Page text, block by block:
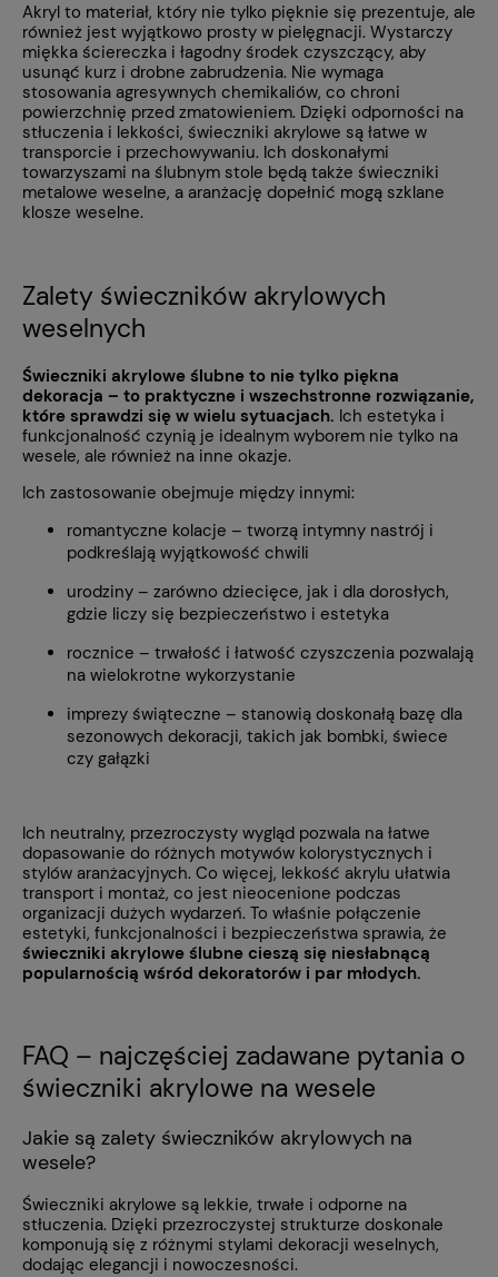
Akryl to materiał, który nie tylko pięknie się prezentuje, ale
również jest wyjątkowo prosty w pielęgnacji. Wystarczy
miękka ściereczka i łagodny środek czyszczący, aby
usunąć kurz i drobne zabrudzenia. Nie wymaga
stosowania agresywnych chemikaliów, co chroni
powierzchnię przed zmatowieniem. Dzięki odporności na
stłuczenia i lekkości, świeczniki akrylowe są łatwe w
transporcie i przechowywaniu. Ich doskonałymi
towarzyszami na ślubnym stole będą także świeczniki
metalowe weselne, a aranżację dopełnić mogą szklane
klosze weselne.
Zalety świeczników akrylowych
weselnych
Świeczniki akrylowe ślubne to nie tylko piękna
dekoracja – to praktyczne i wszechstronne rozwiązanie,
które sprawdzi się w wielu sytuacjach. Ich estetyka i
funkcjonalność czynią je idealnym wyborem nie tylko na
wesele, ale również na inne okazje.
Ich zastosowanie obejmuje między innymi:
romantyczne kolacje – tworzą intymny nastrój i
podkreślają wyjątkowość chwili
urodziny – zarówno dziecięce, jak i dla dorosłych,
gdzie liczy się bezpieczeństwo i estetyka
rocznice – trwałość i łatwość czyszczenia pozwalają
na wielokrotne wykorzystanie
imprezy świąteczne – stanowią doskonałą bazę dla
sezonowych dekoracji, takich jak bombki, świece
czy gałązki
Ich neutralny, przezroczysty wygląd pozwala na łatwe
dopasowanie do różnych motywów kolorystycznych i
stylów aranżacyjnych. Co więcej, lekkość akrylu ułatwia
transport i montaż, co jest nieocenione podczas
organizacji dużych wydarzeń. To właśnie połączenie
estetyki, funkcjonalności i bezpieczeństwa sprawia, że
świeczniki akrylowe ślubne cieszą się niesłabnącą
popularnością wśród dekoratorów i par młodych.
FAQ – najczęściej zadawane pytania o
świeczniki akrylowe na wesele
Jakie są zalety świeczników akrylowych na
wesele?
Świeczniki akrylowe są lekkie, trwałe i odporne na
stłuczenia. Dzięki przezroczystej strukturze doskonale
komponują się z różnymi stylami dekoracji weselnych,
dodając elegancji i nowoczesności.